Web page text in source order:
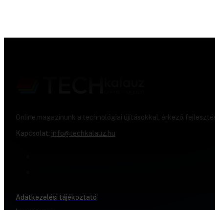
Online magazinunk a technológiai újításokkal, érkező
Kapcsolat: info@techkalauz.hu
Adatkezelési tájékoztató